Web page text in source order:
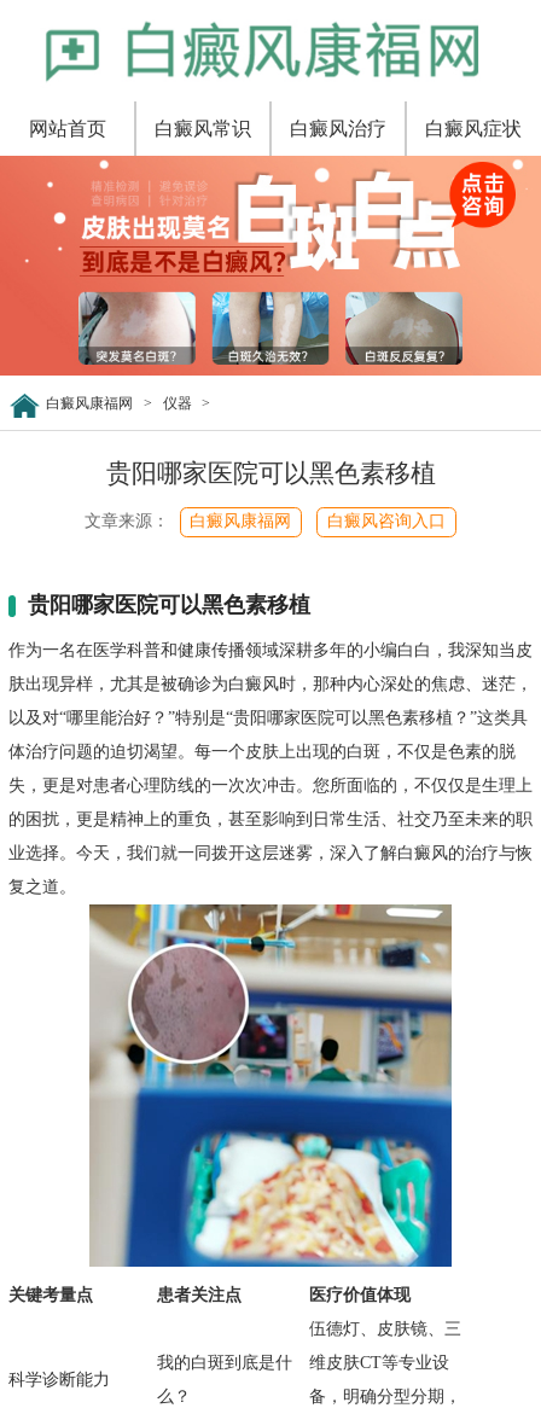
网站首页 白癜风常识 白癜风治疗 白癜风症状
白癜风康福网 > 仪器 >
贵阳哪家医院可以黑色素移植
文章来源： 白癜风康福网 白癜风咨询入口
贵阳哪家医院可以黑色素移植
作为一名在医学科普和健康传播领域深耕多年的小编白白，我深知当皮
肤出现异样，尤其是被确诊为白癜风时，那种内心深处的焦虑、迷茫，
以及对“哪里能治好？”特别是“贵阳哪家医院可以黑色素移植？”这类具
体治疗问题的迫切渴望。每一个皮肤上出现的白斑，不仅是色素的脱
失，更是对患者心理防线的一次次冲击。您所面临的，不仅仅是生理上
的困扰，更是精神上的重负，甚至影响到日常生活、社交乃至未来的职
业选择。今天，我们就一同拨开这层迷雾，深入了解白癜风的治疗与恢
复之道。
关键考量点 患者关注点 医疗价值体现
科学诊断能力
我的白斑到底是什
么？
伍德灯、皮肤镜、三
维皮肤CT等专业设
备，明确分型分期，